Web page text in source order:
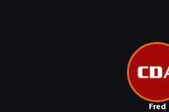
Fred